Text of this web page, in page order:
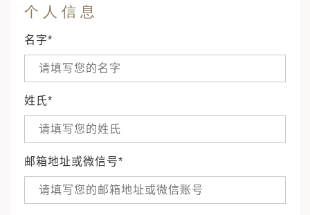
个人信息
名字*
姓氏*
邮箱地址或微信号*